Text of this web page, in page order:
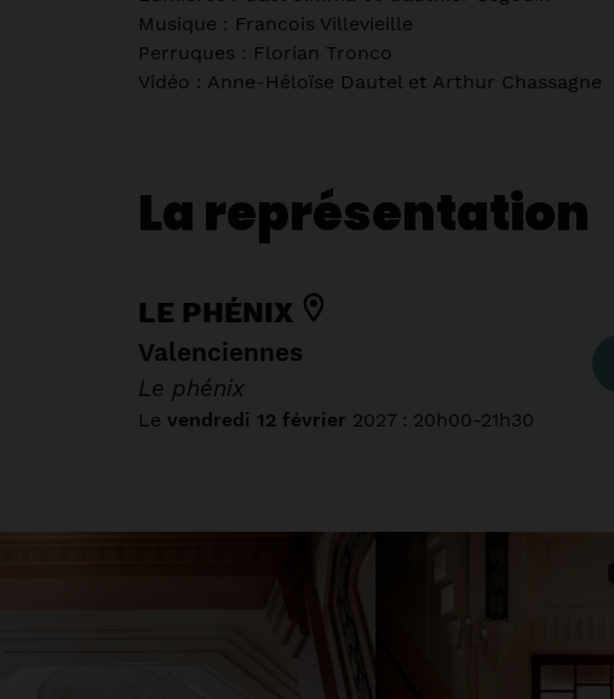
Musique : Francois Villevieille
Perruques : Florian Tronco
Vidéo : Anne-Héloïse Dautel et Arthur Chassagne
La représentation
LE PHÉNIX
Valenciennes
Le phénix
Le vendredi 12 février 2027 : 20h00-21h30